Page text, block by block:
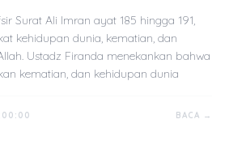
Surat Ali Imran ayat 185 hingga 191,
kehidupan dunia, kematian, dan
Ustadz Firanda menekankan bahwa
kematian, dan kehidupan dunia
BACA →